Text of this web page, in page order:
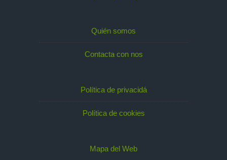
Quién somos
Contacta con nos
Política de privacidá
Política de cookies
Mapa del Web